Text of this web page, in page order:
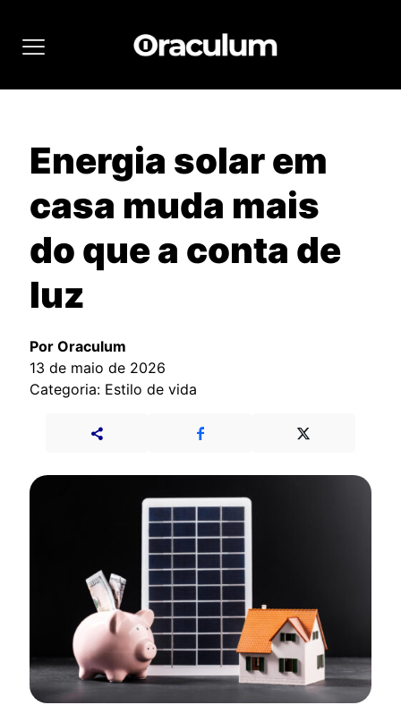
Energia solar em
casa muda mais
do que a conta de
luz
Por Oraculum
13 de maio de 2026
Categoria: Estilo de vida